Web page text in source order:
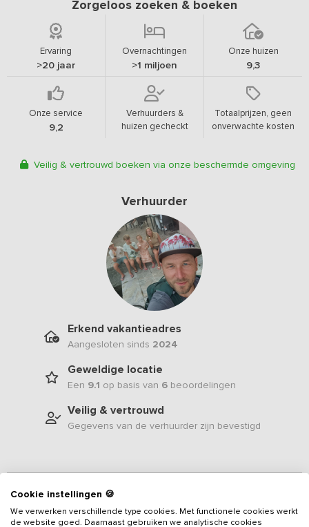
Zorgeloos zoeken & boeken
Ervaring
>20 jaar
Overnachtingen
>1 miljoen
Onze huizen
9,3
Onze service
9,2
Verhuurders &
huizen gecheckt
Totaalprijzen, geen
onverwachte kosten
Veilig & vertrouwd boeken via onze beschermde omgeving
Verhuurder
Erkend vakantieadres
Aangesloten sinds 2024
Geweldige locatie
Een 9.1 op basis van 6 beoordelingen
Veilig & vertrouwd
Gegevens van de verhuurder zijn bevestigd
Beschrijving
Cookie instellingen 🍪
We verwerken verschillende type cookies. Met functionele cookies werkt
de website goed. Daarnaast gebruiken we analytische cookies